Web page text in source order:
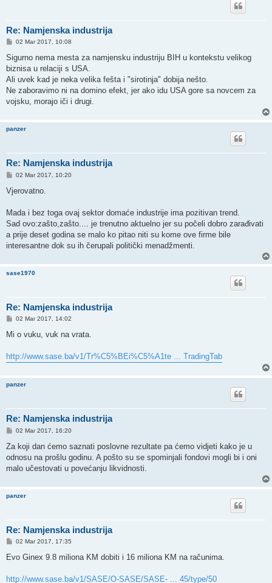
Re: Namjenska industrija
P
s
t
02 Mar 2017, 10:08
Sigurno nema mesta za namjensku industriju BIH u kontekstu velikog
biznisa u relaciji s USA.
Ali uvek kad je neka velika fešta i "sirotinja" dobija nešto.
Ne zaboravimo ni na domino efekt, jer ako idu USA gore sa novcem za
vojsku, morajo iči i drugi.
panzer
Re: Namjenska industrija
P
s
02 Mar 2017, 10:20
Vjerovatno.
Mada i bez toga ovaj sektor domaće industrije ima pozitivan trend.
Sad ovo:zašto,zašto.... je trenutno aktuelno jer su počeli dobro zarađivati
a prije deset godina se malo ko pitao niti su kome ove firme bile
interesantne dok su ih čerupali politički menadžmenti.
sase1970
Re: Namjenska industrija
P
s
02 Mar 2017, 14:02
Mi o vuku, vuk na vrata.
http://www.sase.ba/v1/Tr%C5%BEi%C5%A1te ... TradingTab
panzer
Re: Namjenska industrija
P
s
02 Mar 2017, 16:20
Za koji dan ćemo saznati poslovne rezultate pa ćemo vidjeti kako je u
odnosu na prošlu godinu. A pošto su se spominjali fondovi mogli bi i oni
malo učestovati u povećanju likvidnosti.
panzer
Re: Namjenska industrija
P
s
02 Mar 2017, 17:35
Evo Ginex 9.8 miliona KM dobiti i 16 miliona KM na računima.
http://www.sase.ba/v1/SASE/O-SASE/SASE- ... 45/type/50